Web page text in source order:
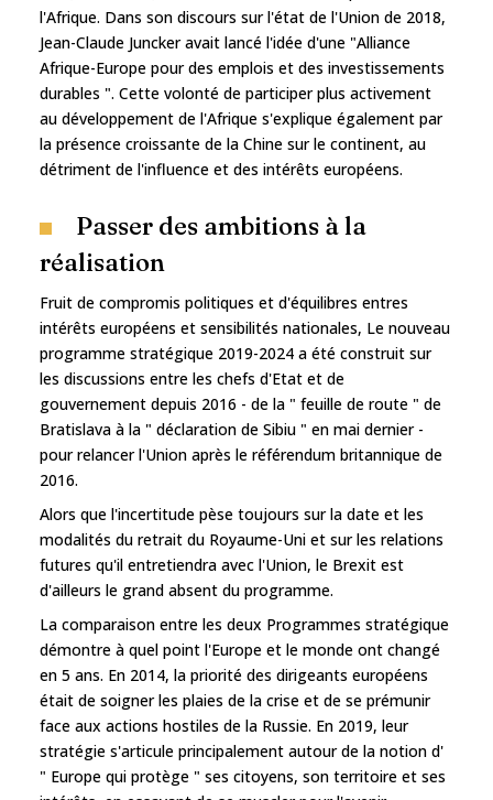
l'Afrique. Dans son discours sur l'état de l'Union de 2018,
Jean-Claude Juncker avait lancé l'idée d'une "Alliance
Afrique-Europe pour des emplois et des investissements
durables ". Cette volonté de participer plus activement
au développement de l'Afrique s'explique également par
la présence croissante de la Chine sur le continent, au
détriment de l'influence et des intérêts européens.
Passer des ambitions à la
réalisation
Fruit de compromis politiques et d'équilibres entres
intérêts européens et sensibilités nationales, Le nouveau
programme stratégique 2019-2024 a été construit sur
les discussions entre les chefs d'Etat et de
gouvernement depuis 2016 - de la " feuille de route " de
Bratislava à la " déclaration de Sibiu " en mai dernier -
pour relancer l'Union après le référendum britannique de
2016.
Alors que l'incertitude pèse toujours sur la date et les
modalités du retrait du Royaume-Uni et sur les relations
futures qu'il entretiendra avec l'Union, le Brexit est
d'ailleurs le grand absent du programme.
La comparaison entre les deux Programmes stratégique
démontre à quel point l'Europe et le monde ont changé
en 5 ans. En 2014, la priorité des dirigeants européens
était de soigner les plaies de la crise et de se prémunir
face aux actions hostiles de la Russie. En 2019, leur
stratégie s'articule principalement autour de la notion d'
" Europe qui protège " ses citoyens, son territoire et ses